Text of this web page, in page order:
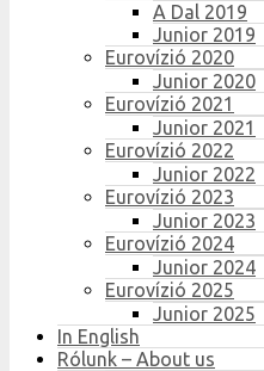
A Dal 2019
Junior 2019
Eurovízió 2020
Junior 2020
Eurovízió 2021
Junior 2021
Eurovízió 2022
Junior 2022
Eurovízió 2023
Junior 2023
Eurovízió 2024
Junior 2024
Eurovízió 2025
Junior 2025
In English
Rólunk – About us